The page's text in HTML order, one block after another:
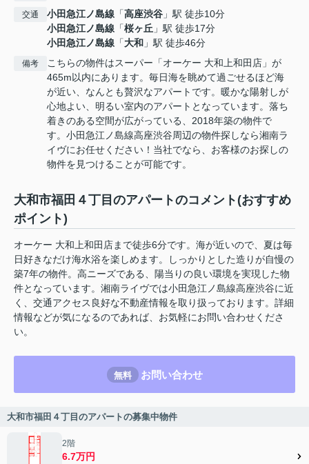
交通 小田急江ノ島線 「高座渋谷 」駅 徒歩10分
小田急江ノ島線 「桜ヶ丘 」駅 徒歩17分
小田急江ノ島線 「大和 」駅 徒歩46分
備考
こちらの物件はスーパー「オーケー 大和上和田店」が
465m以内にあります。毎日海を眺めて過ごせるほど海
が近い、なんとも贅沢なアパートです。暖かな陽射しが
心地よい、明るい室内のアパートとなっています。落ち
着きのある空間が広がっている、2018年築の物件で
す。小田急江ノ島線高座渋谷周辺の物件探しなら湘南ラ
イヴにお任せください！当社でなら、お客様のお探しの
物件を見つけることが可能です。
大和市福田４丁目のアパートのコメント(おすすめ
ポイント)
オーケー 大和上和田店まで徒歩6分です。海が近いので、夏は毎
日好きなだけ海水浴を楽しめます。しっかりとした造りが自慢の
築7年の物件。高ニーズである、陽当りの良い環境を実現した物
件となっています。湘南ライヴでは小田急江ノ島線高座渋谷に近
く、交通アクセス良好な不動産情報を取り扱っております。詳細
情報などが気になるのであれば、お気軽にお問い合わせくださ
い。
無料 お問い合わせ
大和市福田４丁目のアパートの募集中物件
2階
6.7万円